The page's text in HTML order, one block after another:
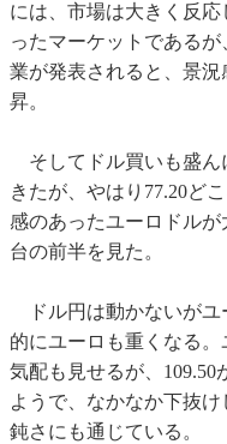
には、市場は大きく反
ったマーケットである
業が発表されると、景
昇。
そしてドル買いも盛ん
きたが、やはり77.20ど
感のあったユーロドル
台の前半を見た。
ドル円は動かないがユ
的にユーロも重くなる
気配も見せるが、109.50
ようで、なかなか下抜
鈍さにも通じている。